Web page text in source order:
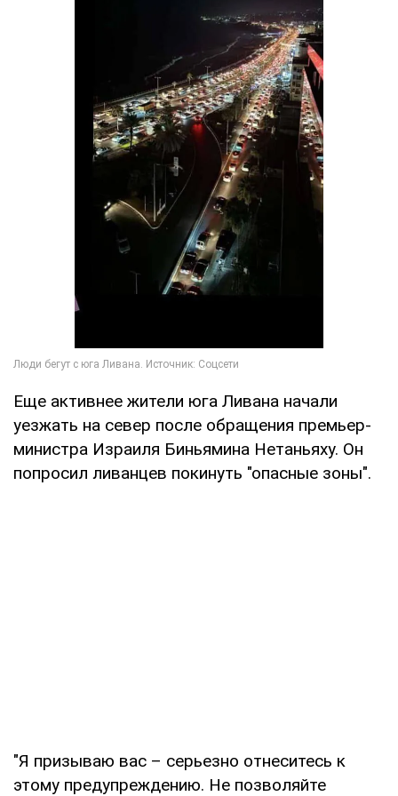
Еще активнее жители юга Ливана начали
уезжать на север после обращения премьер-
министра Израиля Биньямина Нетаньяху. Он
попросил ливанцев покинуть "опасные зоны".
"Я призываю вас – серьезно отнеситесь к
этому предупреждению. Не позволяйте